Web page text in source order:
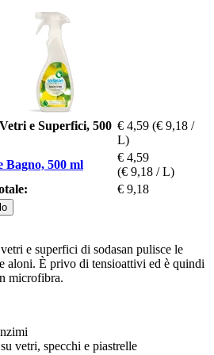
e Superfici, 500 € 4,59 (€ 9,18 /
L)
Bagno, 500 ml
€ 4,59
(€ 9,18 / L)
€ 9,18
e superfici di sodasan pulisce le
aloni. È privo di tensioattivi ed è quindi
microfibra.
vetri, specchi e piastrelle